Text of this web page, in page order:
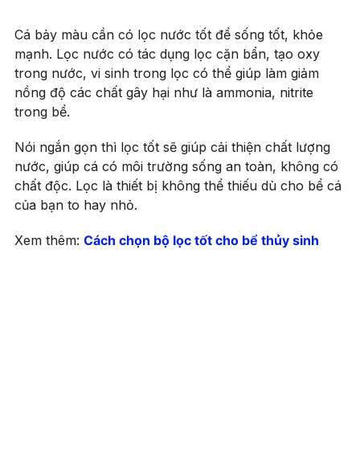
Cá bảy màu cần có lọc nước tốt để sống tốt, khỏe
mạnh. Lọc nước có tác dụng lọc cặn bẩn, tạo oxy
trong nước, vi sinh trong lọc có thể giúp làm giảm
nồng độ các chất gây hại như là ammonia, nitrite
trong bể.
Nói ngắn gọn thì lọc tốt sẽ giúp cải thiện chất lượng
nước, giúp cá có môi trường sống an toàn, không có
chất độc. Lọc là thiết bị không thể thiếu dù cho bể cá
của bạn to hay nhỏ.
Xem thêm: Cách chọn bộ lọc tốt cho bể thủy sinh